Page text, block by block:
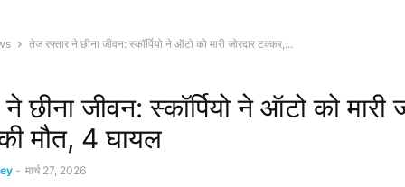
तेज रफ्तार ने छीना जीवन: स्कॉर्पियो ने ऑटो को मारी जोरदार टक्कर,...
छीना जीवन: स्कॉर्पियो ने ऑटो को मारी
मौत, 4 घायल
- मार्च 27, 2026